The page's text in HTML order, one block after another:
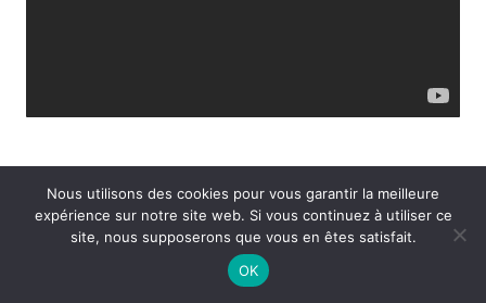
FAQ — Questions fréquentes pour
mieux comprendre et gérer
l’insécurité
Nous utilisons des cookies pour vous garantir la meilleure
expérience sur notre site web. Si vous continuez à utiliser ce
site, nous supposerons que vous en êtes satisfait.
OK